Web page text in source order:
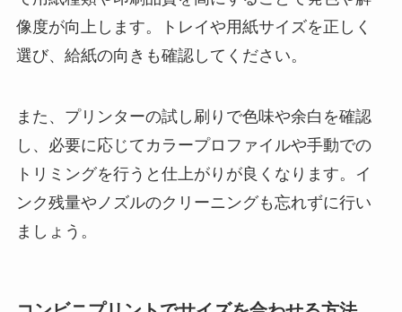
像度が向上します。トレイや用紙サイズを正しく
選び、給紙の向きも確認してください。
また、プリンターの試し刷りで色味や余白を確認
し、必要に応じてカラープロファイルや手動での
トリミングを行うと仕上がりが良くなります。イ
ンク残量やノズルのクリーニングも忘れずに行い
ましょう。